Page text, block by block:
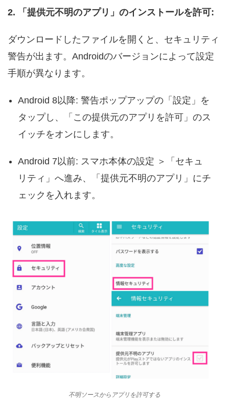
2. 「提供元不明のアプリ」のインストールを許可:
ダウンロードしたファイルを開くと、セキュリティ
警告が出ます。Androidのバージョンによって設定
手順が異なります。
Android 8以降: 警告ポップアップの「設定」を
タップし、「この提供元のアプリを許可」のス
イッチをオンにします。
Android 7以前: スマホ本体の設定 ＞「セキュ
リティ」へ進み、「提供元不明のアプリ」にチ
ェックを入れます。
不明ソースからアプリを許可する